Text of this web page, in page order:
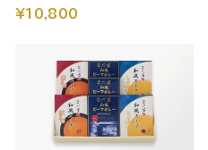
¥10,800